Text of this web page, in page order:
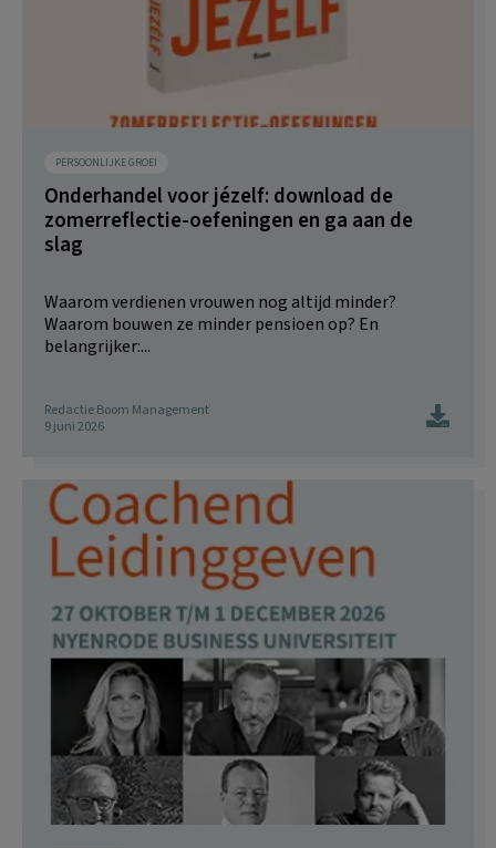
PERSOONLIJKE GROEI
Onderhandel voor jézelf: download de
zomerreflectie-oefeningen en ga aan de
slag
Waarom verdienen vrouwen nog altijd minder?
Waarom bouwen ze minder pensioen op? En
belangrijker:...
Redactie Boom Management
9 juni 2026